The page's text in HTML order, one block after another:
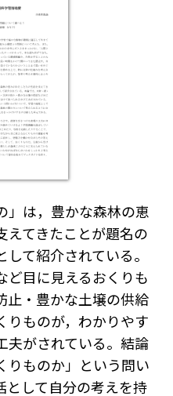
」は，豊かな森林の恵
えてきたことが題名の
て紹介されている。
ど目に見えるおくりも
止・豊かな土壌の供給
りものが，わかりやす
夫がされている。結論
りものか」という問い
として自分の考えを持